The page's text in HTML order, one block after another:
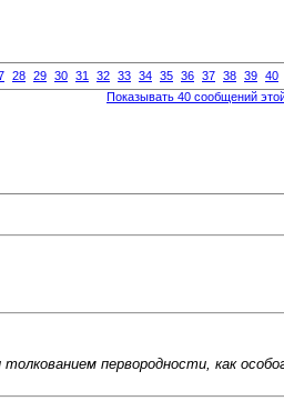
28 29 30 31 32 33 34 35 36 37 38 39 40
Показывать 40 сообщений
первородности, как